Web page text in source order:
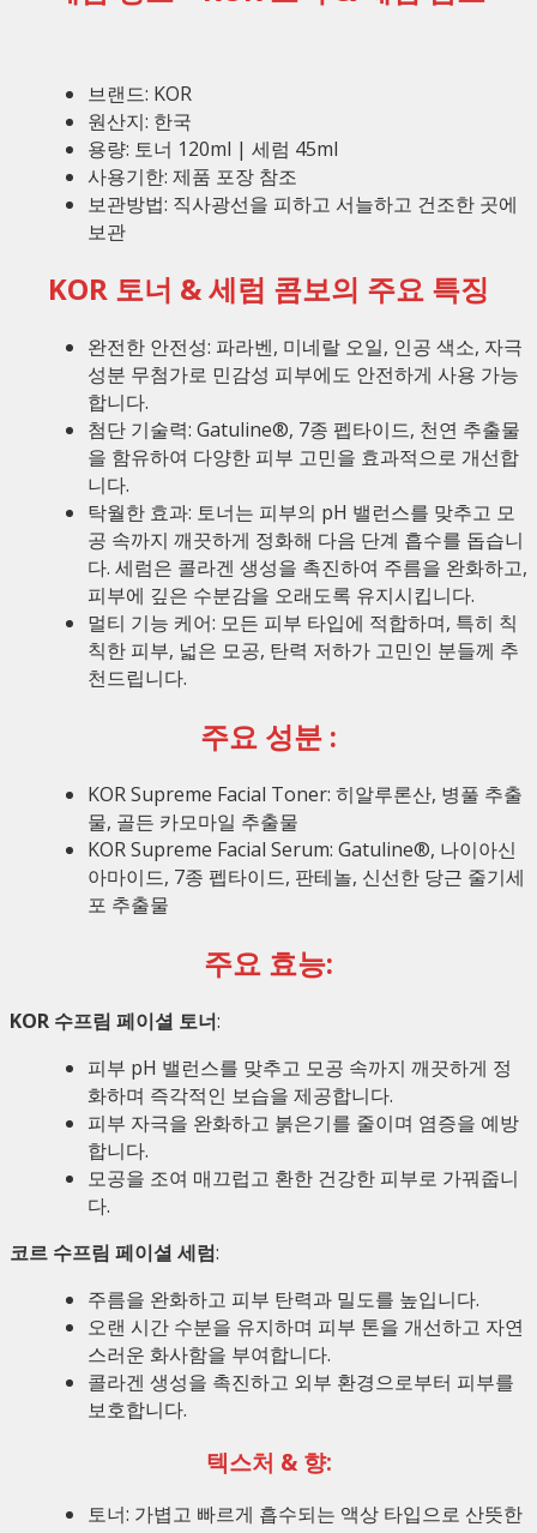
브랜드: KOR
원산지: 한국
용량: 토너 120ml | 세럼 45ml
사용기한: 제품 포장 참조
보관방법: 직사광선을 피하고 서늘하고 건조한 곳에
보관
KOR 토너 & 세럼 콤보의 주요 특징
완전한 안전성: 파라벤, 미네랄 오일, 인공 색소, 자극
성분 무첨가로 민감성 피부에도 안전하게 사용 가능
합니다.
첨단 기술력: Gatuline®, 7종 펩타이드, 천연 추출물
을 함유하여 다양한 피부 고민을 효과적으로 개선합
니다.
탁월한 효과: 토너는 피부의 pH 밸런스를 맞추고 모
공 속까지 깨끗하게 정화해 다음 단계 흡수를 돕습니
다. 세럼은 콜라겐 생성을 촉진하여 주름을 완화하고,
피부에 깊은 수분감을 오래도록 유지시킵니다.
멀티 기능 케어: 모든 피부 타입에 적합하며, 특히 칙
칙한 피부, 넓은 모공, 탄력 저하가 고민인 분들께 추
천드립니다.
주요 성분 :
KOR Supreme Facial Toner: 히알루론산, 병풀 추출
물, 골든 카모마일 추출물
KOR Supreme Facial Serum: Gatuline®, 나이아신
아마이드, 7종 펩타이드, 판테놀, 신선한 당근 줄기세
포 추출물
주요 효능:
KOR 수프림 페이셜 토너:
피부 pH 밸런스를 맞추고 모공 속까지 깨끗하게 정
화하며 즉각적인 보습을 제공합니다.
피부 자극을 완화하고 붉은기를 줄이며 염증을 예방
합니다.
모공을 조여 매끄럽고 환한 건강한 피부로 가꿔줍니
다.
코르 수프림 페이셜 세럼:
주름을 완화하고 피부 탄력과 밀도를 높입니다.
오랜 시간 수분을 유지하며 피부 톤을 개선하고 자연
스러운 화사함을 부여합니다.
콜라겐 생성을 촉진하고 외부 환경으로부터 피부를
보호합니다.
텍스처 & 향:
토너: 가볍고 빠르게 흡수되는 액상 타입으로 산뜻한